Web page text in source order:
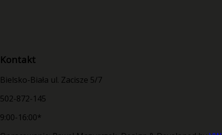
Kontakt
Bielsko-Biała ul. Zacisze 5/7
502-872-145
9:00-16:00*